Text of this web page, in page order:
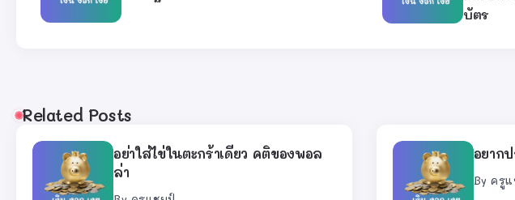
บัตร
Related Posts
อย่าใส่ไข่ในตะกร้าเดียว คติของพอล
ล่า
อยาก
By ครูแ